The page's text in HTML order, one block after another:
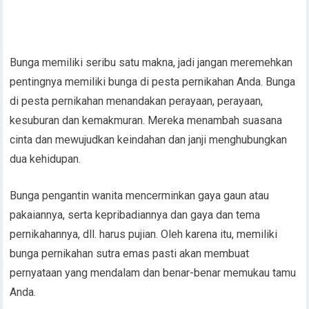
Bunga memiliki seribu satu makna, jadi jangan meremehkan
pentingnya memiliki bunga di pesta pernikahan Anda. Bunga
di pesta pernikahan menandakan perayaan, perayaan,
kesuburan dan kemakmuran. Mereka menambah suasana
cinta dan mewujudkan keindahan dan janji menghubungkan
dua kehidupan.
Bunga pengantin wanita mencerminkan gaya gaun atau
pakaiannya, serta kepribadiannya dan gaya dan tema
pernikahannya, dll. harus pujian. Oleh karena itu, memiliki
bunga pernikahan sutra emas pasti akan membuat
pernyataan yang mendalam dan benar-benar memukau tamu
Anda.